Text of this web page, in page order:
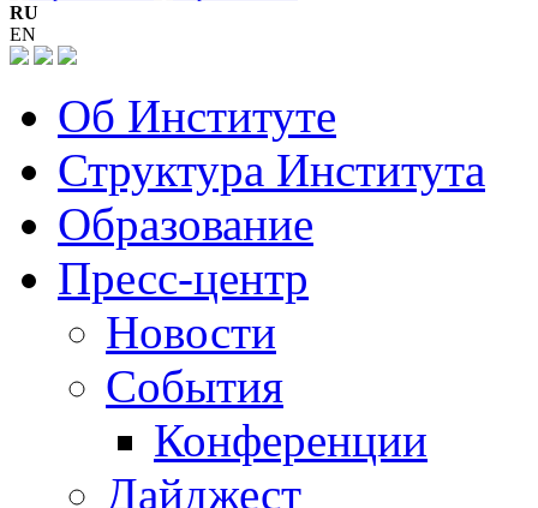
RU
EN
Об Институте
Структура Института
Образование
Пресс-центр
Новости
События
Конференции
Дайджест